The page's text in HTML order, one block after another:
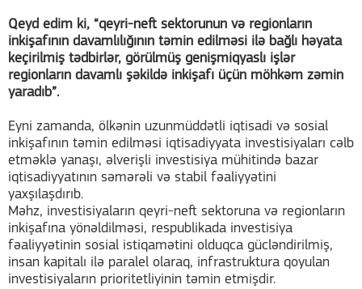
Qeyd edim ki, “qeyri-neft sektorunun və regionların
inkişafının davamlılığının təmin edilməsi ilə bağlı həyata
keçirilmiş tədbirlər, görülmüş genişmiqyaslı işlər
regionların davamlı şəkildə inkişafı üçün möhkəm zəmin
yaradıb”.
Eyni zamanda, ölkənin uzunmüddətli iqtisadi və sosial
inkişafının təmin edilməsi iqtisadiyyata investisiyaları cəlb
etməklə yanaşı, əlverişli investisiya mühitində bazar
iqtisadiyyatının səmərəli və stabil fəaliyyətini
yaxşılaşdırıb.
Məhz, investisiyaların qeyri-neft sektoruna və regionların
inkişafına yönəldilməsi, respublikada investisiya
fəaliyyətinin sosial istiqamətini olduqca gücləndirilmiş,
insan kapitalı ilə paralel olaraq, infrastruktura qoyulan
investisiyaların prioritetliyinin təmin etmişdir.